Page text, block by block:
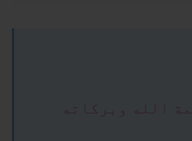
الله وبركاته